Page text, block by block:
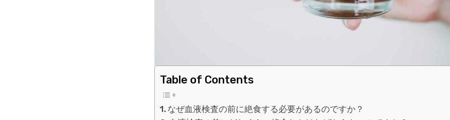
Table of Contents
なぜ血液検査の前に絶食する必要があるのですか？